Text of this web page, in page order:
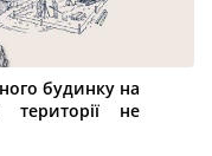
будинку на
території не